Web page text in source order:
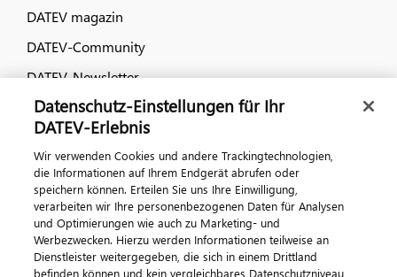
DATEV magazin
DATEV-Community
DATEV-Newsletter
Kontaktieren Sie uns
Datenschutz-Einstellungen für Ihr
DATEV-Erlebnis
Wir verwenden Cookies und andere Trackingtechnologien,
die Informationen auf Ihrem Endgerät abrufen oder
speichern können. Erteilen Sie uns Ihre Einwilligung,
verarbeiten wir Ihre personenbezogenen Daten für Analysen
und Optimierungen wie auch zu Marketing- und
Werbezwecken. Hierzu werden Informationen teilweise an
Dienstleister weitergegeben, die sich in einem Drittland
befinden können und kein vergleichbares Datenschutzniveau